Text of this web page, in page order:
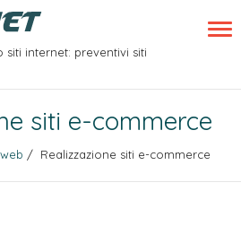
siti internet: preventivi siti
siti e-commerce
/ Realizzazione siti e-commerce